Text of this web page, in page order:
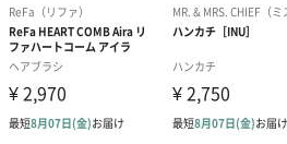
スイーツ
スイーツを同梱してお届けいたします
です。